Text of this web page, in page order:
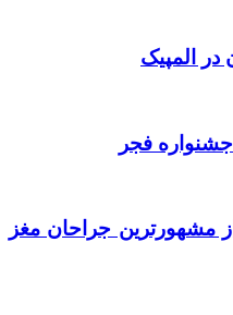
در المپیک
فجر
مشهورترین جراحان مغز